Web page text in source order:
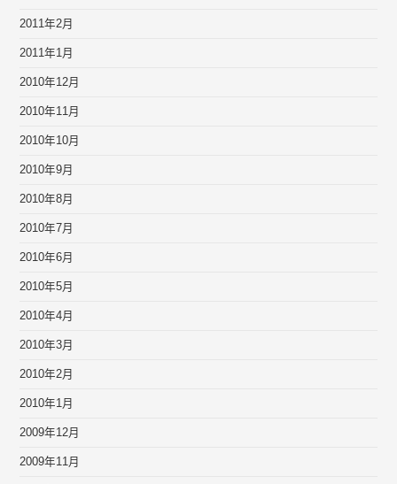
2011年2月
2011年1月
2010年12月
2010年11月
2010年10月
2010年9月
2010年8月
2010年7月
2010年6月
2010年5月
2010年4月
2010年3月
2010年2月
2010年1月
2009年12月
2009年11月